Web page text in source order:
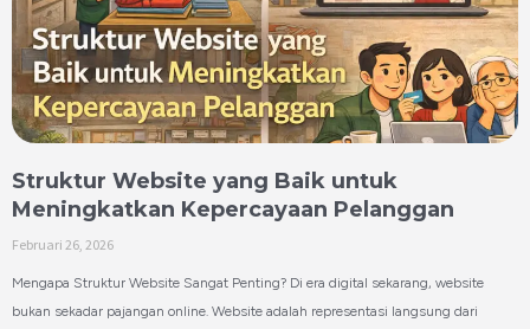
Struktur Website yang Baik untuk
Meningkatkan Kepercayaan Pelanggan
Februari 26, 2026
Mengapa Struktur Website Sangat Penting? Di era digital sekarang, website
bukan sekadar pajangan online. Website adalah representasi langsung dari